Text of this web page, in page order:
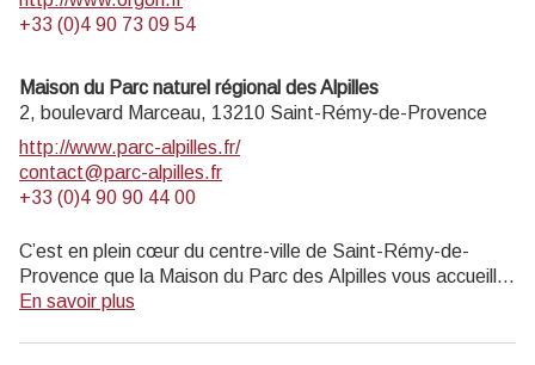
+33 (0)4 90 73 09 54
Maison du Parc naturel régional des Alpilles
2, boulevard Marceau, 13210 Saint-Rémy-de-Provence
http://www.parc-alpilles.fr/
contact@parc-alpilles.fr
+33 (0)4 90 90 44 00
C’est en plein cœur du centre-ville de Saint-Rémy-de-
Provence que la Maison du Parc des Alpilles vous accueille
dans ses locaux entièrement rénovés. Ce nouveau lieu
En savoir plus